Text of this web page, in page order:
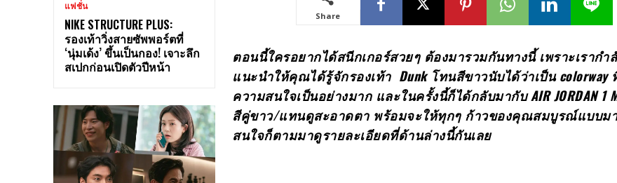
แฟชั่น
NIKE STRUCTURE PLUS:
รองเท้าวิ่งสายซัพพอร์ตที่
‘นุ่มเด้ง’ ขึ้นเป็นกอง! เจาะลึก
สเปกก่อนเปิดตัวปีหน้า
Share
ตอนนี้ใครอยากได้สนีกเกอร์สวยๆ ต้องมารวมกันทางนี้ เพราะเรากำ
แนะนำให้คุณได้รู้จักรองเท้า Dunk โทนสีขาวนับได้ว่าเป็นcolorway
ความสนใจเป็นอย่างมาก และในครั้งนี้ก็ได้กลับมากับAIR JORDAN 1
สีคู่ขาว/แทนดูสะอาดตา พร้อมจะให้ทุกๆ ก้าวของคุณสมบูรณ์แบบม
สนใจก็ตามมาดูรายละเอียดที่ด้านล่างนี้กันเลย